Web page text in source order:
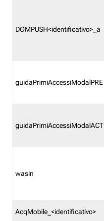
DOMPUSH<identificativo>_a
guidaPrimiAccessiModalPRE
wasin
AcqMobile_<identificativo>